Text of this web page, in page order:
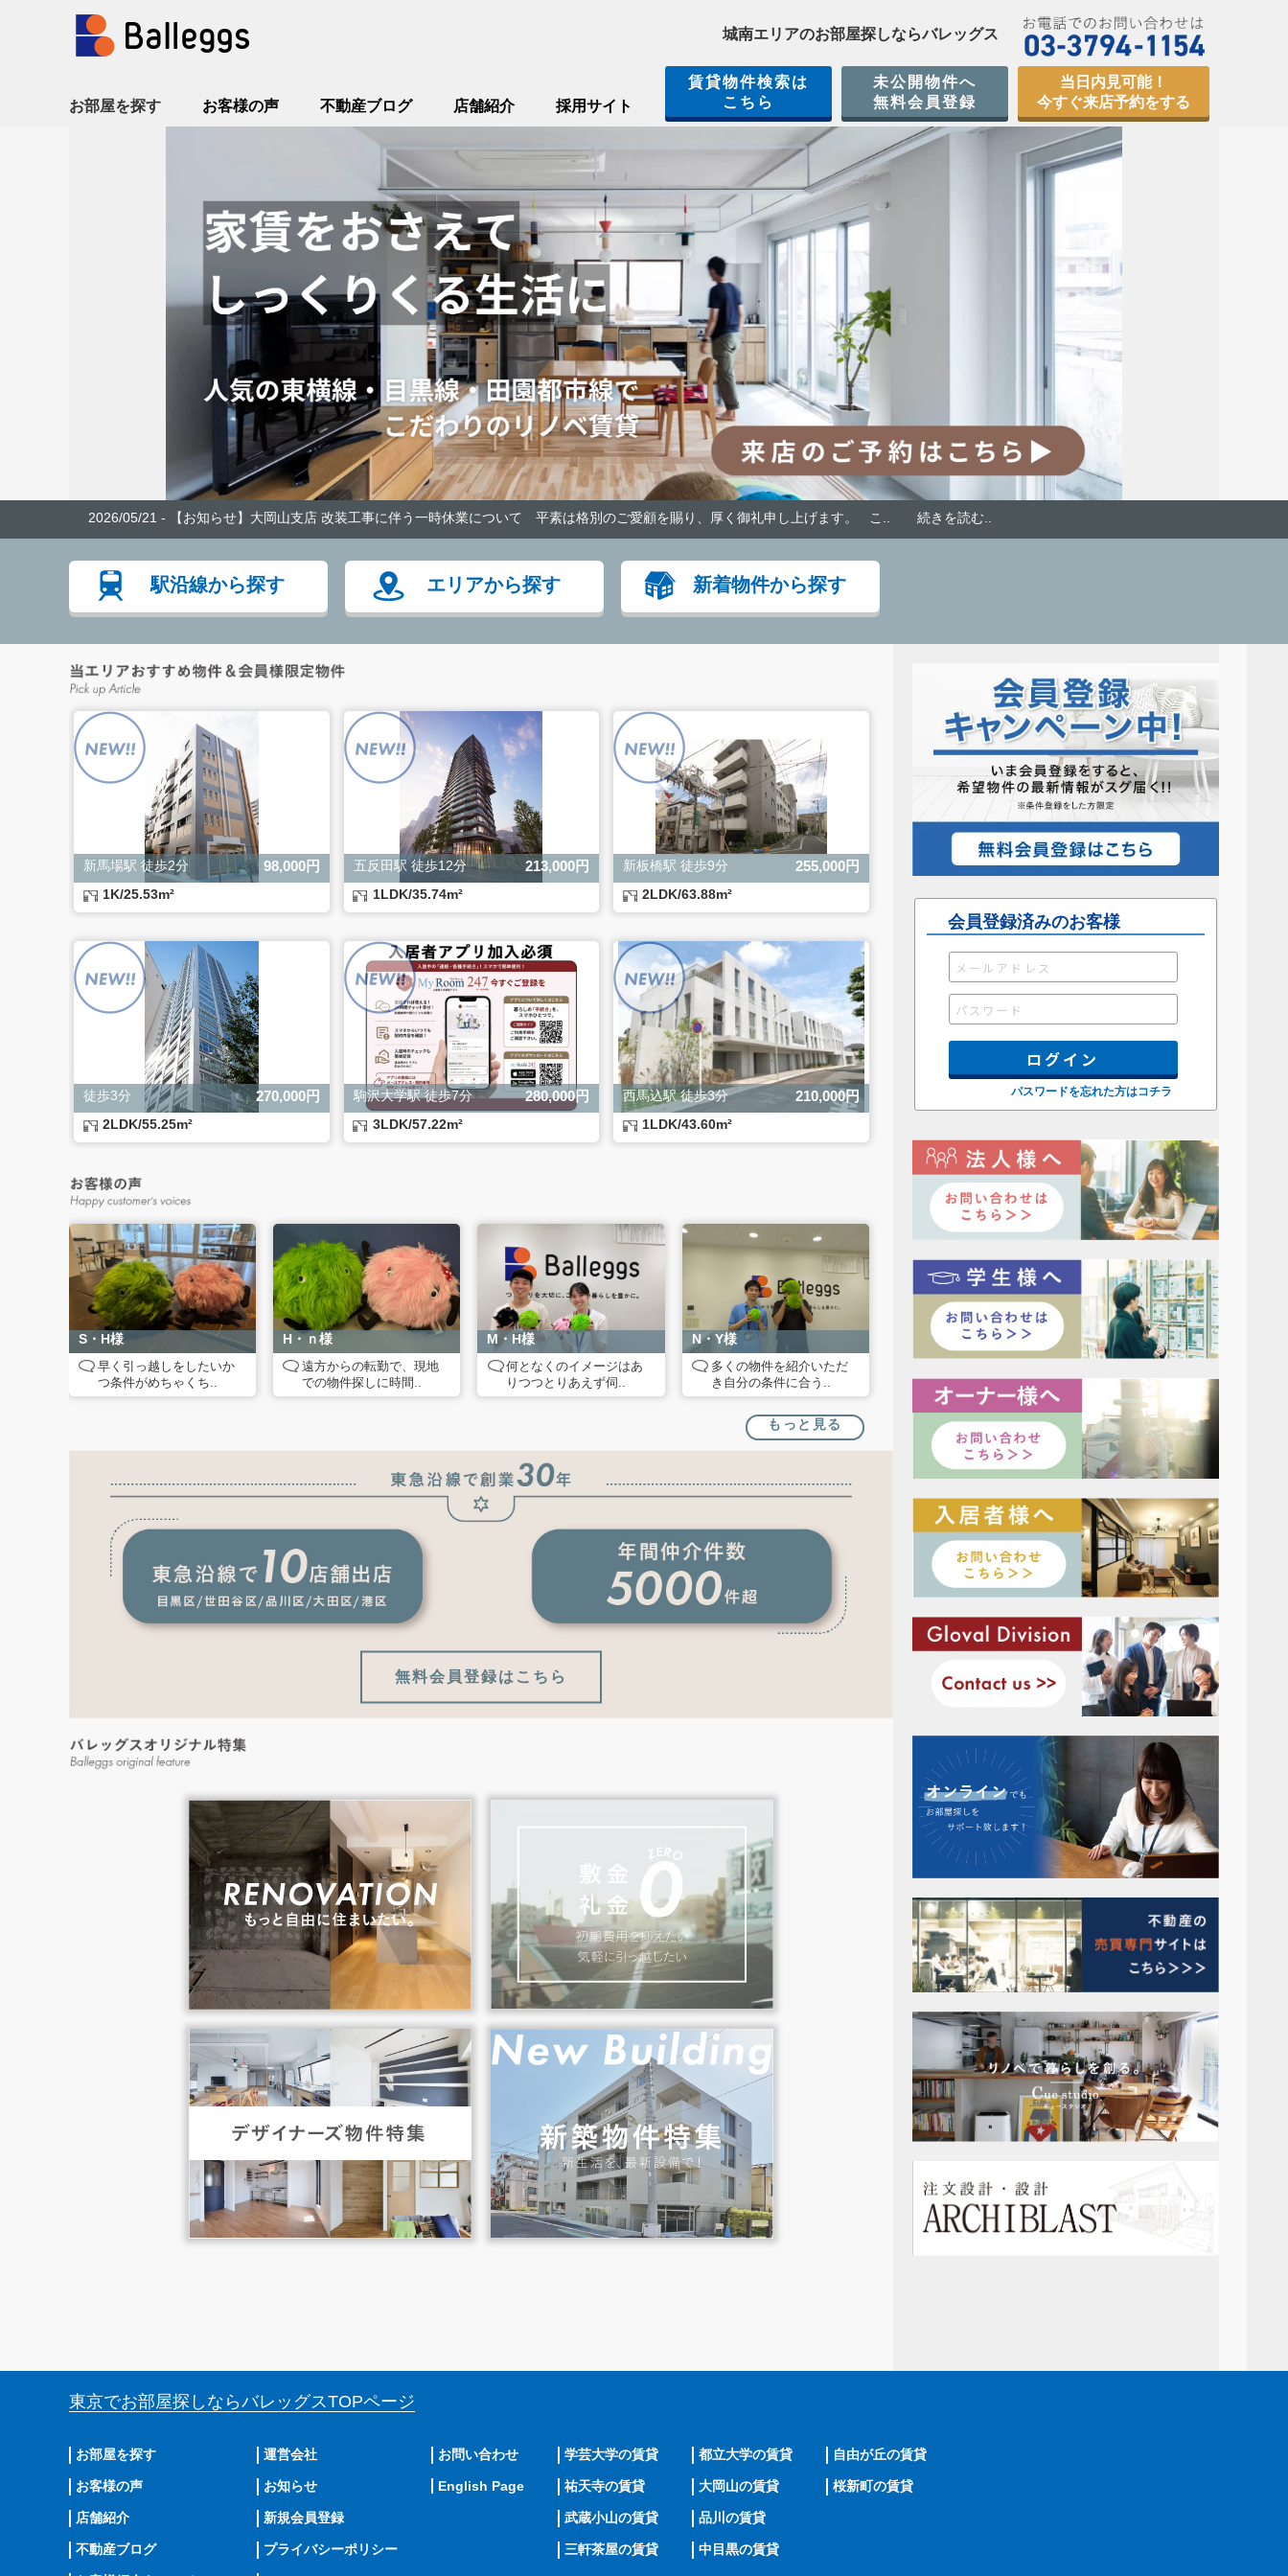
城南エリアのお部屋探しならバレッグス
お部屋を探す お客様の声 不動産ブログ 店舗紹介 採用サイト
賃貸物件検索は
こちら
未公開物件へ
無料会員登録
当日内見可能！
今すぐ来店予約をする
2026/05/21 - 【お知らせ】大岡山支店 改装工事に伴う一時休業について 平素は格別のご愛顧を賜り、厚く御礼申し上げます。 こ.. 続きを読む..
駅沿線から探す エリアから探す 新着物件から探す
会員登録済みのお客様
パスワードを忘れた方はコチラ
新馬場駅 徒歩2分 98,000円
1K/25.53m²
五反田駅 徒歩12分 213,000円
1LDK/35.74m²
新板橋駅 徒歩9分 255,000円
2LDK/63.88m²
徒歩3分 270,000円
2LDK/55.25m²
駒沢大学駅 徒歩7分 280,000円
3LDK/57.22m²
西馬込駅 徒歩3分 210,000円
1LDK/43.60m²
S・H様
早く引っ越しをしたいか
つ条件がめちゃくち..
H・ｎ様
遠方からの転勤で、現地
での物件探しに時間..
M・H様
何となくのイメージはあ
りつつとりあえず伺..
N・Y様
多くの物件を紹介いただ
き自分の条件に合う..
もっと見る
無料会員登録はこちら
東京でお部屋探しならバレッグスTOPページ
お部屋を探す
お客様の声
店舗紹介
不動産ブログ
運営会社
お知らせ
新規会員登録
プライバシーポリシー
お問い合わせ
English Page
学芸大学の賃貸
祐天寺の賃貸
武蔵小山の賃貸
三軒茶屋の賃貸
都立大学の賃貸
大岡山の賃貸
品川の賃貸
中目黒の賃貸
自由が丘の賃貸
桜新町の賃貸